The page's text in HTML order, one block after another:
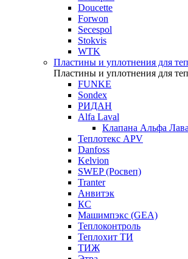
Doucette
Forwon
Secespol
Stokvis
WTK
Пластины и уплотнения для
Пластины и уплотнения для
FUNKE
Sondex
РИДАН
Alfa Laval
Клапана Альфа
Теплотекс APV
Danfoss
Kelvion
SWEP (Росвеп)
Tranter
Анвитэк
КС
Машимпэкс (GEA)
Теплоконтроль
Теплохит ТИ
ТИЖ